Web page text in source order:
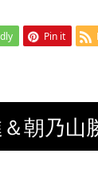
Pin it
朝乃山